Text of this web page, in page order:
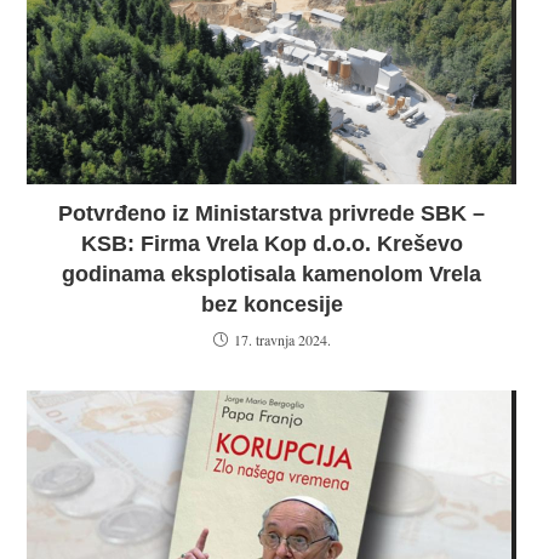
Potvrđeno iz Ministarstva privrede SBK –
KSB: Firma Vrela Kop d.o.o. Kreševo
godinama eksplotisala kamenolom Vrela
bez koncesije
17. travnja 2024.